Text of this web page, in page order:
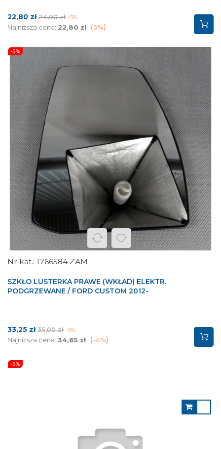
Cena
22,80 zł Cena
podstawowa
24,00 zł -5%
Najniższa cena: 22,80 zł 0%
-5%
1766584 ZAM
SZKŁO LUSTERKA PRAWE (WKŁAD) ELEKTR.
PODGRZEWANE / FORD CUSTOM 2012-
Cena
33,25 zł Cena
podstawowa
35,00 zł -5%
Najniższa cena: 34,65 zł -4%
-5%